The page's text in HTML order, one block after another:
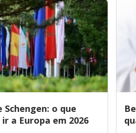
o que
a Europa em 2026